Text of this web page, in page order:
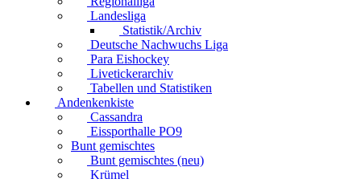
Landesliga
Statistik/Archiv
Deutsche Nachwuchs Liga
Para Eishockey
Livetickerarchiv
Tabellen und Statistiken
Andenkenkiste
Cassandra
Eissporthalle PO9
Bunt gemischtes
Bunt gemischtes (neu)
Krümel